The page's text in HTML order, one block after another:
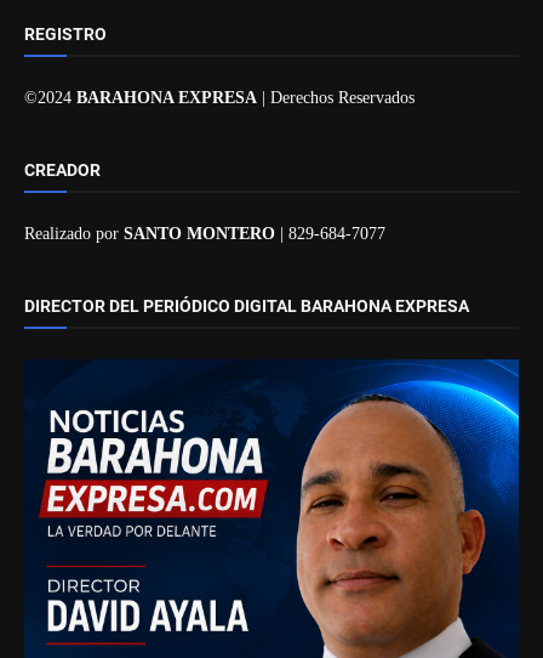
REGISTRO
©2024 BARAHONA EXPRESA | Derechos Reservados
CREADOR
Realizado por SANTO MONTERO | 829-684-7077
DIRECTOR DEL PERIÓDICO DIGITAL BARAHONA EXPRESA